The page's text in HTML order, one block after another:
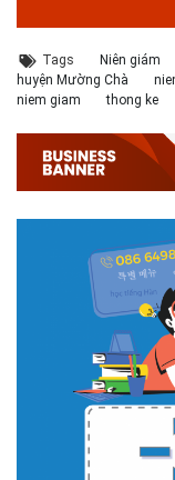
Tags Niên giám
huyện Mường Chà
niem giam
thong ke
# 05.04.2025 | 17:16
Tuyển sinh 2025,
- Đại học Kiến
Thông tin tuyển sinh
đô thị - Đại học Kiến
gian đào tạo 4,5 năm
# 05.04.2020 | 20:30
GIAO LƯU TRỰC
CHÍNH QUY ĐẠI